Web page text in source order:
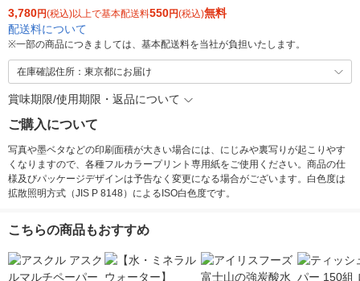
3,780円(税込)以上で基本配送料550円(税込)無料
配送料について
※一部の商品につきましては、基本配送料を当社が負担いたします。
在庫確認住所：東京都にお届け
賞味期限/使用期限・返品について
ご購入について
写真や墨ベタなどの印刷面積が大きい場合には、にじみや裏写りが起こりやす
くなりますので、各種フルカラープリント専用紙をご使用ください。商品の仕
様及びパッケージデザインは予告なく変更になる場合がございます。白色度は
拡散照明方式（JIS P 8148）によるISO白色度です。
こちらの商品もおすすめ